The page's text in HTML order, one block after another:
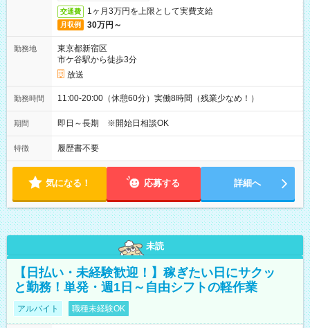
交通費 1ヶ月3万円を上限として実費支給
月収例 30万円～
勤務地
東京都新宿区
市ケ谷駅から徒歩3分
放送
勤務時間 11:00-20:00（休憩60分）実働8時間（残業少なめ！）
期間 即日～長期 ※開始日相談OK
特徴 履歴書不要
気になる！ 応募する 詳細へ
未読
【日払い・未経験歓迎！】稼ぎたい日にサクッ
と勤務！単発・週1日～自由シフトの軽作業
アルバイト 職種未経験OK